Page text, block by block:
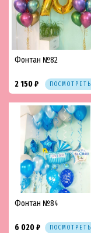
Фонтан №82
2 150 ₽ ПОСМОТРЕТЬ
Фонтан №84
6 020 ₽ ПОСМОТРЕТЬ